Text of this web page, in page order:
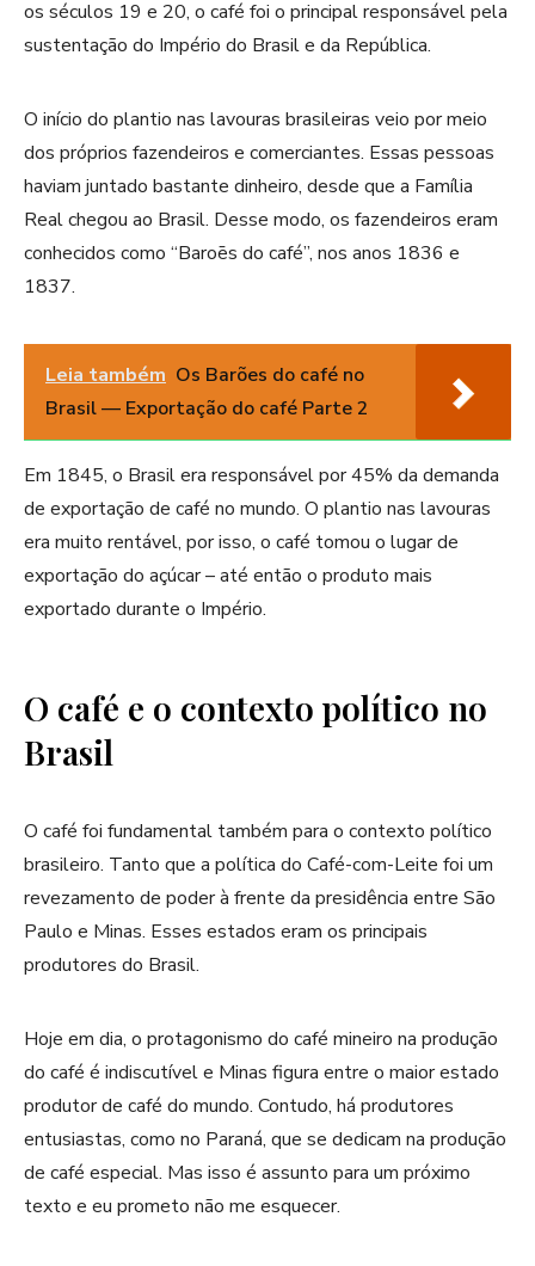
os séculos 19 e 20, o café foi o principal responsável pela
sustentação do Império do Brasil e da República.
O início do plantio nas lavouras brasileiras veio por meio
dos próprios fazendeiros e comerciantes. Essas pessoas
haviam juntado bastante dinheiro, desde que a Família
Real chegou ao Brasil. Desse modo, os fazendeiros eram
conhecidos como “Baroēs do café”, nos anos 1836 e
1837.
Leia também Os Barões do café no
Brasil — Exportação do café Parte 2
Em 1845, o Brasil era responsável por 45% da demanda
de exportação de café no mundo. O plantio nas lavouras
era muito rentável, por isso, o café tomou o lugar de
exportação do açúcar – até então o produto mais
exportado durante o Império.
O café e o contexto político no
Brasil
O café foi fundamental também para o contexto político
brasileiro. Tanto que a política do Café-com-Leite foi um
revezamento de poder à frente da presidência entre São
Paulo e Minas. Esses estados eram os principais
produtores do Brasil.
Hoje em dia, o protagonismo do café mineiro na produção
do café é indiscutível e Minas figura entre o maior estado
produtor de café do mundo. Contudo, há produtores
entusiastas, como no Paraná, que se dedicam na produção
de café especial. Mas isso é assunto para um próximo
texto e eu prometo não me esquecer.